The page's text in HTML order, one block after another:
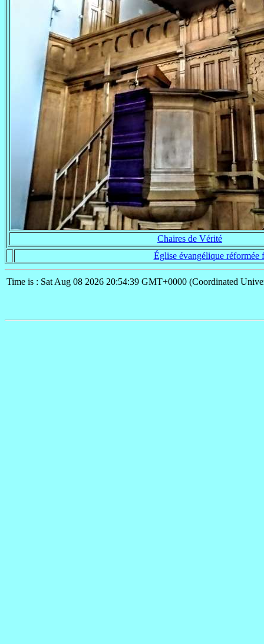
Chaires de Vérité
Église évangélique réformée
Time is : Sat Aug 08 2026 20:54:39 GMT+0000 (Coordinated